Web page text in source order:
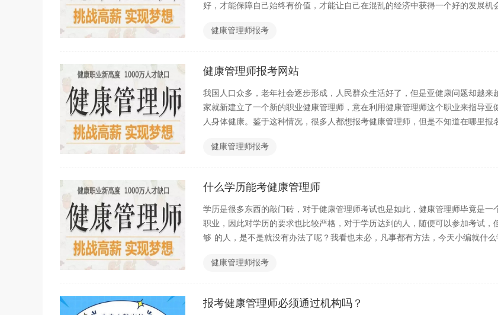
好，才能保障自己始终有价值，才能让自己在混乱的经济中获得一个好的发展机
健康管理师报考
健康管理师报考网站
我国人口众多，老年社会逐步形成，人民群众生活好了，但是亚健康问题却越来
家就新建立了一个新的职业健康管理师，意在利用健康管理师这个职业来指导亚
人身体健康。鉴于这种情况，很多人都想报考健康管理师，但是不知道在哪里报
健康管理师报考
什么学历能考健康管理师
学历是很多东西的敲门砖，对于健康管理师考试也是如此，健康管理师毕竟是一
职业，因此对学历的要求也比较严格，对于学历达到的人，随便可以参加考试，
够 的人，是不是就没有办法了呢？我看也未必，凡事都有方法，今天小编就什
健康管理师报考
报考健康管理师必须通过机构吗？